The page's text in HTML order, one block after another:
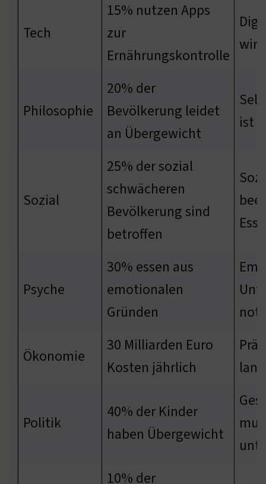
Tech
15% nutzen Apps
zur
Ernährungskontrolle
Philosophie
20% der
Bevölkerung leidet
an Übergewicht
ist
Sozial
25% der sozial
schwächeren
Bevölkerung sind
betroffen
Psyche
30% essen aus
emotionalen
Gründen
Ökonomie
30 Milliarden Euro
Kosten jährlich
Politik
40% der Kinder
haben Übergewicht
10% der